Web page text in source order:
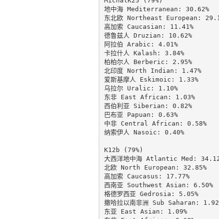
地中海 Mediterranean: 30.62%
东北欧 Northeast European:
高加索 Caucasian: 11.41%
德鲁兹人 Druzian: 10.62%
阿拉伯 Arabic: 4.01%
卡拉什人 Kalash: 3.84%
柏柏尔人 Berberic: 2.95%
北印度 North Indian: 1.47%
爱斯基摩人 Eskimoic: 1.33%
乌拉尔 Uralic: 1.10%
东非 East African: 1.03%
西伯利亚 Siberian: 0.82%
巴布亚 Papuan: 0.63%
中非 Central African: 0.58%
纳索伊人 Nasoic: 0.40%
K12b (79%)
大西洋地中海 Atlantic Med:
北欧 North European: 32.85%
高加索 Caucasus: 17.77%
西南亚 Southwest Asian: 6.50%
格德罗西亚 Gedrosia: 5.05%
撒哈拉以南非洲 Sub Saharan:
东亚 East Asian: 1.09%